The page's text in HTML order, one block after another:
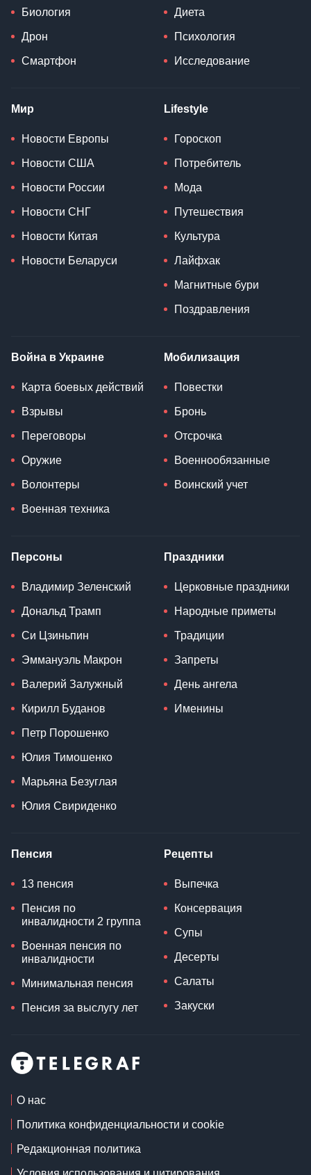
Биология
Дрон
Смартфон
Диета
Психология
Исследование
Мир
Новости Европы
Новости США
Новости России
Новости СНГ
Новости Китая
Новости Беларуси
Lifestyle
Гороскоп
Потребитель
Мода
Путешествия
Культура
Лайфхак
Магнитные бури
Поздравления
Война в Украине
Карта боевых действий
Взрывы
Переговоры
Оружие
Волонтеры
Военная техника
Мобилизация
Повестки
Бронь
Отсрочка
Военнообязанные
Воинский учет
Персоны
Владимир Зеленский
Дональд Трамп
Си Цзиньпин
Эммануэль Макрон
Валерий Залужный
Кирилл Буданов
Петр Порошенко
Юлия Тимошенко
Марьяна Безуглая
Юлия Свириденко
Праздники
Церковные праздники
Народные приметы
Традиции
Запреты
День ангела
Именины
Пенсия
13 пенсия
Пенсия по
инвалидности 2 группа
Военная пенсия по
инвалидности
Минимальная пенсия
Пенсия за выслугу лет
Рецепты
Выпечка
Консервация
Супы
Десерты
Салаты
Закуски
О нас
Политика конфиденциальности и cookie
Редакционная политика